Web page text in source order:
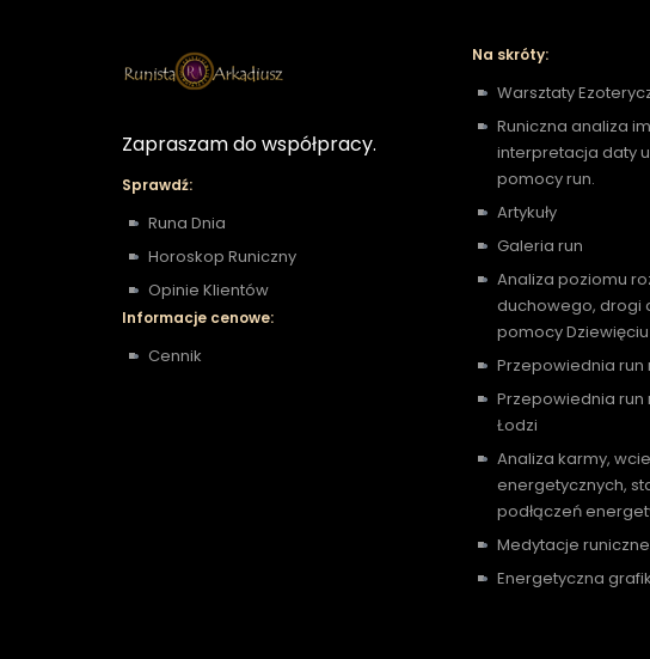
Zapraszam do współpracy.
Sprawdź:
Runa Dnia
Horoskop Runiczny
Opinie Klientów
Informacje cenowe:
Cennik
Na skróty:
Warsztaty
Runiczna analiza
interpretacja daty
pomocy run.
Artykuły
Galeria run
Analiza poziomu
duchowego, drogi
pomocy
Przepowiednia run
Przepowiednia run
Łodzi
Analiza karmy,
energetycznych,
podłączeń
Medytacje runiczne
Energetyczna